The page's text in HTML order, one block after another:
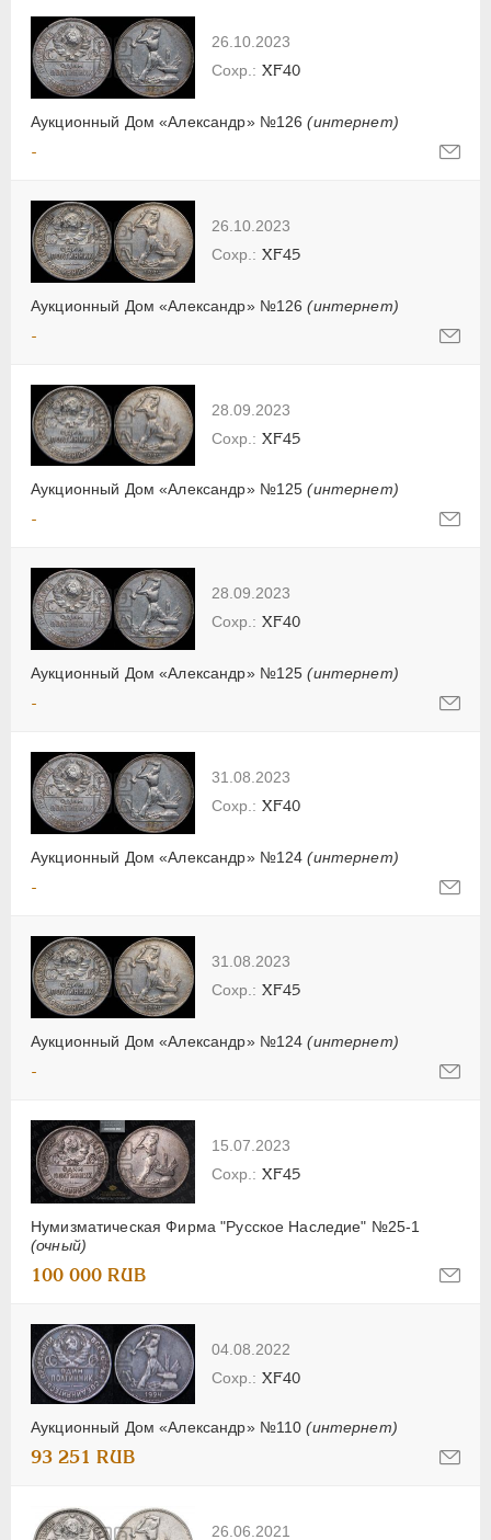
26.10.2023
Аукционный Дом «Александр» №126(интернет)
XF40
-
26.10.2023
Аукционный Дом «Александр» №126(интернет)
XF45
-
28.09.2023
Аукционный Дом «Александр» №125(интернет)
XF45
-
28.09.2023
Аукционный Дом «Александр» №125(интернет)
XF40
-
31.08.2023
Аукционный Дом «Александр» №124(интернет)
XF40
-
31.08.2023
Аукционный Дом «Александр» №124(интернет)
XF45
-
15.07.2023
Нумизматическая Фирма "Русское Наследие" №25-1
(очный)
XF45
100 000 RUB
04.08.2022
Аукционный Дом «Александр» №110(интернет)
XF40
93 251 RUB
26.06.2021